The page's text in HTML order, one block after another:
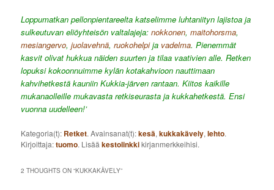
Loppumatkan pellonpientareelta katselimme luhtaniityn lajistoa ja
sulkeutuvan eliöyhteisön valtalajeja:nokkonen,maitohorsma,
mesiangervo,juolavehnä,ruokohelpija vadelma. Pienemmät
kasvit olivat hukkua näiden suurten ja tilaa vaativien alle. Retken
lopuksi kokoonnuimme kylän kotakahvioon nauttimaan
kahvihetkestä kauniin Kukkia-järven rantaan. Kiitos kaikille
mukanaolleille mukavasta retkiseurasta ja kukkahetkestä. Ensi
vuonna uudelleen!’
Kategoria(t): Retket. Avainsanat(t):kesä,kukkakävely,lehto.
Kirjoittaja:tuomo. Lisääkestolinkkikirjanmerkkeihisi.
2 THOUGHTS ON “KUKKAKÄVELY”